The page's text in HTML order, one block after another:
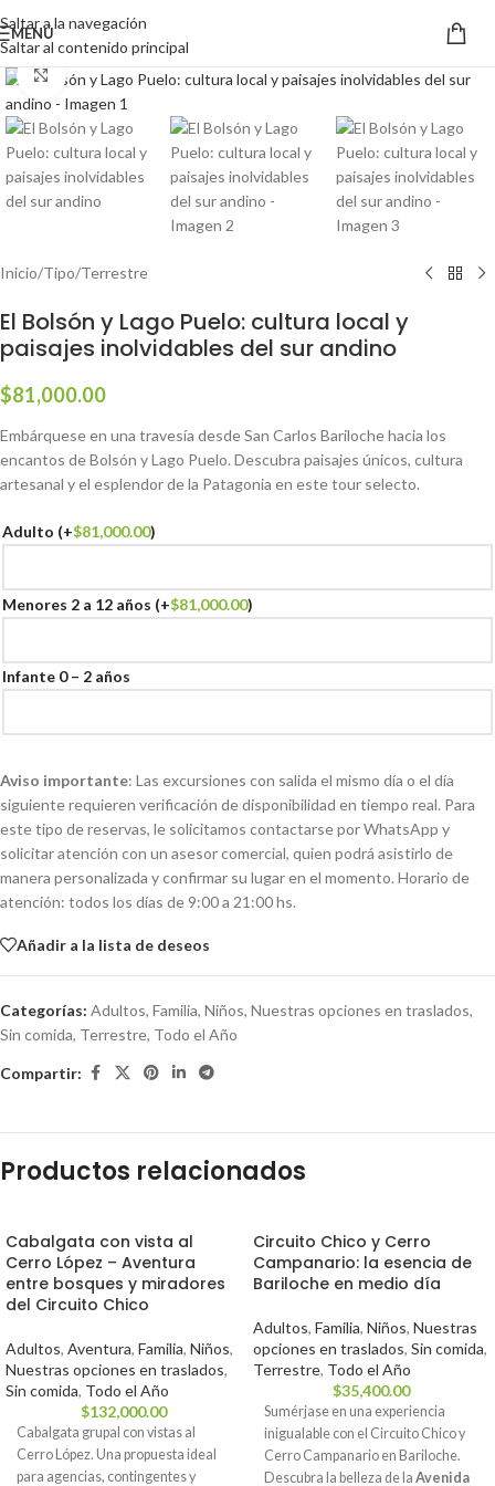
Saltar a la navegación
Saltar al contenido principal
MENÚ
Haga clic para ampliar
Inicio/Tipo/Terrestre
El Bolsón y Lago Puelo: cultura local y
paisajes inolvidables del sur andino
$81,000.00
Embárquese en una travesía desde San Carlos Bariloche hacia los
encantos de Bolsón y Lago Puelo. Descubra paisajes únicos, cultura
artesanal y el esplendor de la Patagonia en este tour selecto.
Adulto (+$81,000.00)
Menores 2 a 12 años (+$81,000.00)
Infante 0 – 2 años
Aviso importante: Las excursiones con salida el mismo día o el día
siguiente requieren verificación de disponibilidad en tiempo real. Para
este tipo de reservas, le solicitamos contactarse por WhatsApp y
solicitar atención con un asesor comercial, quien podrá asistirlo de
manera personalizada y confirmar su lugar en el momento. Horario de
atención: todos los días de 9:00 a 21:00 hs.
Añadir a la lista de deseos
Categorías: Adultos, Familia, Niños, Nuestras opciones en traslados,
Sin comida, Terrestre, Todo el Año
Compartir:
Productos relacionados
Cabalgata con vista al
Cerro López – Aventura
entre bosques y miradores
del Circuito Chico
Adultos, Aventura, Familia, Niños,
Nuestras opciones en traslados,
Sin comida, Todo el Año
$132,000.00
Cabalgata grupal con vistas al
Cerro López. Una propuesta ideal
para agencias, contingentes y
Circuito Chico y Cerro
Campanario: la esencia de
Bariloche en medio día
Adultos, Familia, Niños, Nuestras
opciones en traslados, Sin comida,
Terrestre, Todo el Año
$35,400.00
Sumérjase en una experiencia
inigualable con el Circuito Chico y
Cerro Campanario en Bariloche.
Descubra la belleza de la Avenida